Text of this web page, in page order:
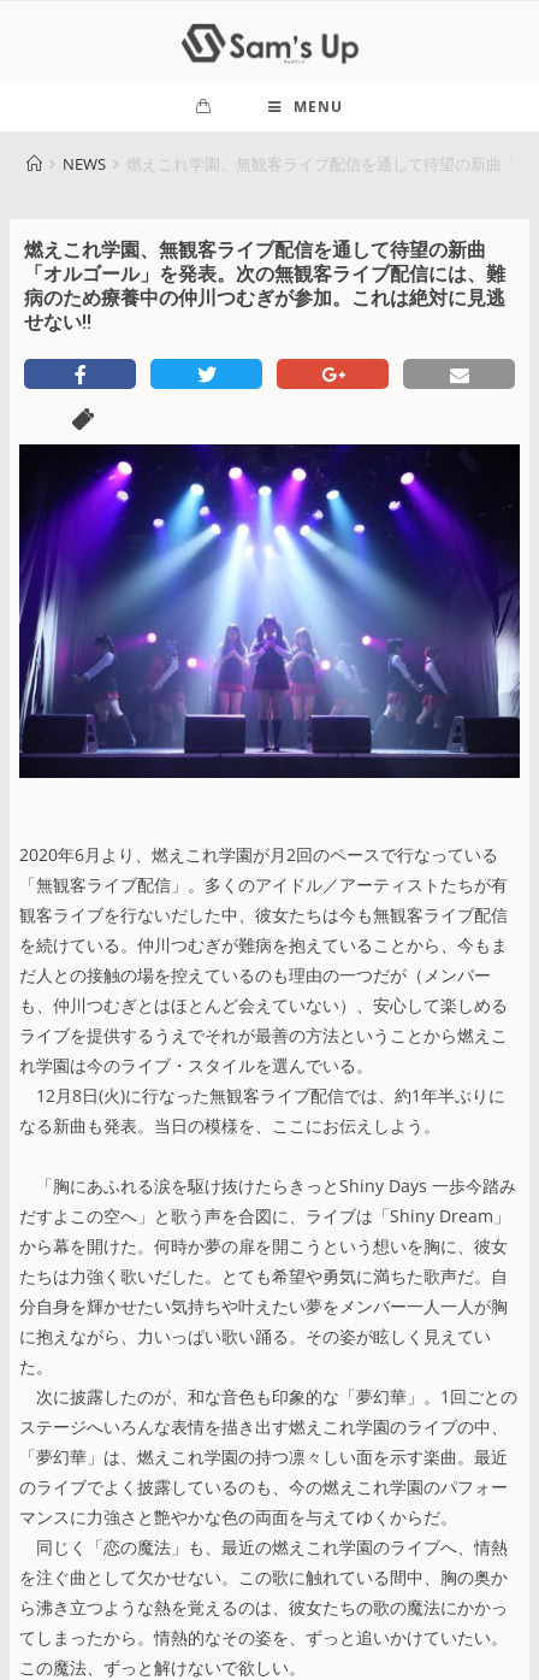
MENU
NEWS 燃えこれ学園、無観客ライブ配信を通して待望の新曲「
燃えこれ学園、無観客ライブ配信を通して待望の新曲
「オルゴール」を発表。次の無観客ライブ配信には、難
病のため療養中の仲川つむぎが参加。これは絶対に見逃
せない!!
2020年6月より、燃えこれ学園が月2回のペースで行なっている
「無観客ライブ配信」。多くのアイドル／アーティストたちが有
観客ライブを行ないだした中、彼女たちは今も無観客ライブ配信
を続けている。仲川つむぎが難病を抱えていることから、今もま
だ人との接触の場を控えているのも理由の一つだが（メンバー
も、仲川つむぎとはほとんど会えていない）、安心して楽しめる
ライブを提供するうえでそれが最善の方法ということから燃えこ
れ学園は今のライブ・スタイルを選んでいる。
12月8日(火)に行なった無観客ライブ配信では、約1年半ぶりに
なる新曲も発表。当日の模様を、ここにお伝えしよう。
「胸にあふれる涙を駆け抜けたらきっとShiny Days 一歩今踏み
だすよこの空へ」と歌う声を合図に、ライブは「Shiny Dream」
から幕を開けた。何時か夢の扉を開こうという想いを胸に、彼女
たちは力強く歌いだした。とても希望や勇気に満ちた歌声だ。自
分自身を輝かせたい気持ちや叶えたい夢をメンバー一人一人が胸
に抱えながら、力いっぱい歌い踊る。その姿が眩しく見えてい
た。
次に披露したのが、和な音色も印象的な「夢幻華」。1回ごとの
ステージへいろんな表情を描き出す燃えこれ学園のライブの中、
「夢幻華」は、燃えこれ学園の持つ凛々しい面を示す楽曲。最近
のライブでよく披露しているのも、今の燃えこれ学園のパフォー
マンスに力強さと艶やかな色の両面を与えてゆくからだ。
同じく「恋の魔法」も、最近の燃えこれ学園のライブへ、情熱
を注ぐ曲として欠かせない。この歌に触れている間中、胸の奥か
ら沸き立つような熱を覚えるのは、彼女たちの歌の魔法にかかっ
てしまったから。情熱的なその姿を、ずっと追いかけていたい。
この魔法、ずっと解けないで欲しい。